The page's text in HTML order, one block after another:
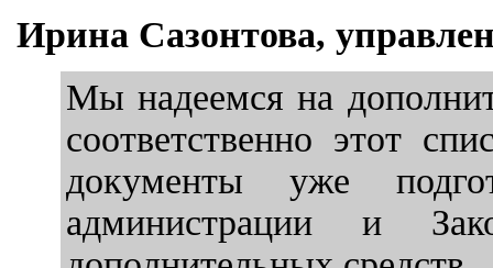
Ирина Сазонтова,
Мы надеемся на
соответственно этот
документы уже
администрации и